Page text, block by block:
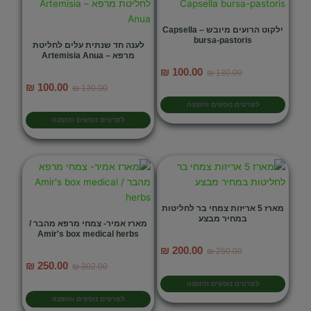
ילקוט הרועים מיובש – Capsella
bursa-pastoris
₪130.00
המחיר
היה:
₪ 130.00.
₪ 100.00
₪ 100.00.
לפרטים נוספים והזמנה
לענה חד שנתית עלים לחליטת
מרפא – Artemisia Anua
₪130.00
המחיר
היה:
₪ 130.00.
₪ 100.00
₪ 100.00.
לפרטים נוספים והזמנה
מארז 5 אריזות צמחי בר לחליטות
במחיר מבצע
₪250.00
המחיר
היה:
₪ 250.00.
₪ 200.00
₪ 200.00.
לפרטים נוספים והזמנה
מארז אמיר- צמחי מרפא מהבר /
Amir's box medical herbs
₪302.00
המחיר
היה:
₪ 302.00.
₪ 250.00
₪ 250.00.
לפרטים נוספים והזמנה